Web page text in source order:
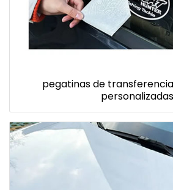
pegatinas de
personalizadas